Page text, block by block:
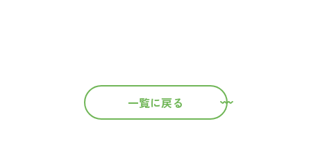
一覧に戻る